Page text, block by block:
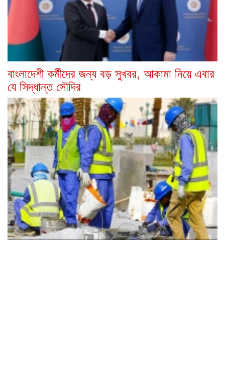
বাংলাদেশী কর্মীদের জন্য বড় সুখবর, আকামা নিয়ে এবার
যে সিদ্ধান্ত সৌদির